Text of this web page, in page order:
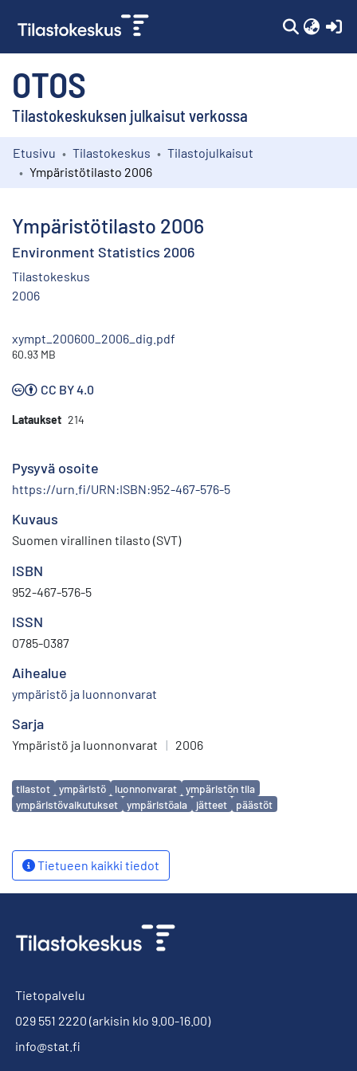
OTOS
Tilastokeskuksen julkaisut verkossa
Kokoelmat
Etusivu Tilastokeskus
Tilastojulkaisut
Ympäristötilasto 2006
Ympäristötilasto 2006
Environment Statistics 2006
Tilastokeskus
2006
xympt_200600_2006_dig.pdf
60.93 MB
CC BY 4.0
Lataukset 214
Pysyvä osoite
https://urn.fi/URN:ISBN:952-467-576-5
Kuvaus
Suomen virallinen tilasto (SVT)
ISBN
952-467-576-5
ISSN
0785-0387
Aihealue
ympäristö ja luonnonvarat
Sarja
Ympäristö ja luonnonvarat | 2006
Avainsanat
tilastot ympäristö luonnonvarat
ympäristön tila
ympäristövaikutukset
ympäristöala jätteet päästöt
Tietueen kaikki tiedot
Tietopalvelu
029 551 2220 (arkisin klo 9.00-16.00)
info@stat.fi